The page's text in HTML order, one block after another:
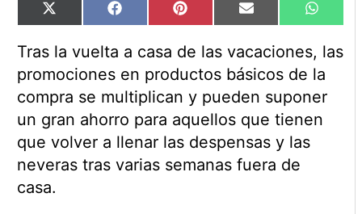
Compartir
en
X
(Twitter)
Compartir
en
Facebook Compartir
en
Pinterest Compartir
en
Email
en
Tras la vuelta a casa de las vacaciones, las
promociones en productos básicos de la
compra se multiplican y pueden suponer
un gran ahorro para aquellos que tienen
que volver a llenar las despensas y las
neveras tras varias semanas fuera de
casa.